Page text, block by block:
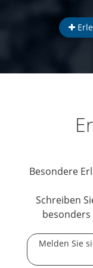
Besondere
Schreiben
Melden Sie